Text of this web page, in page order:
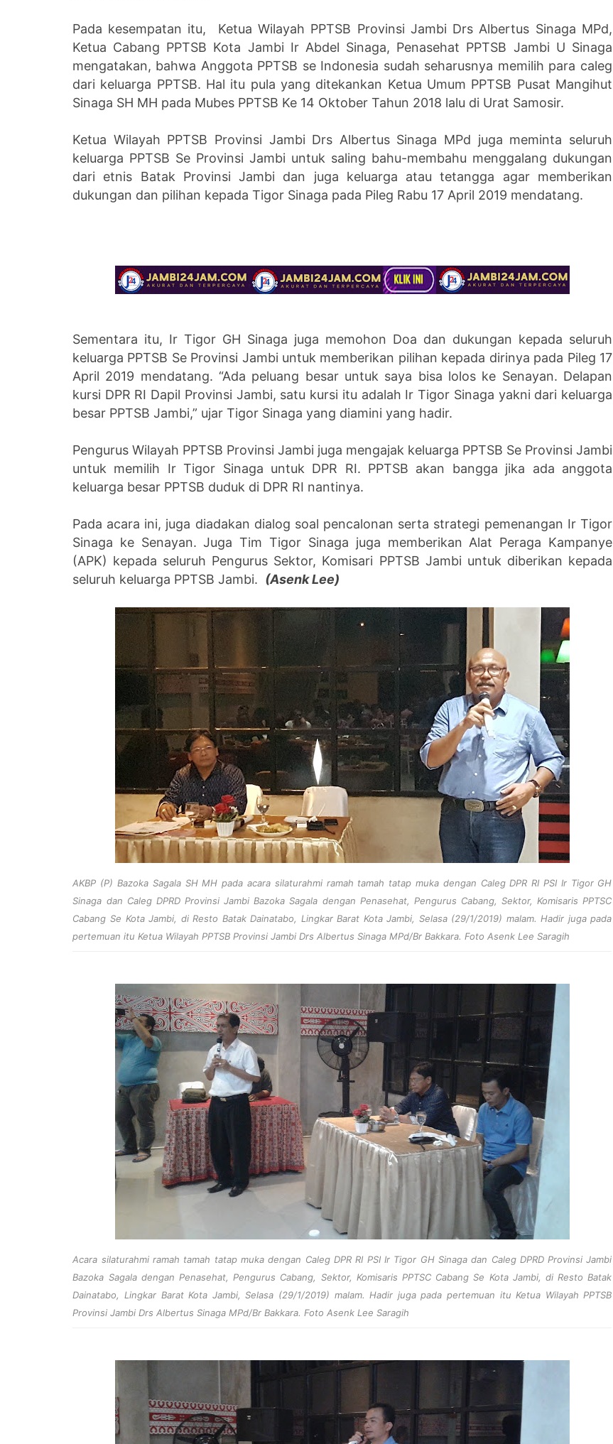
Pada kesempatan itu, Ketua Wilayah PPTSB Provinsi Jambi Drs Albertus Sinaga MPd,
Ketua Cabang PPTSB Kota Jambi Ir Abdel Sinaga, Penasehat PPTSB Jambi U Sinaga
mengatakan, bahwa Anggota PPTSB se Indonesia sudah seharusnya memilih para caleg
dari keluarga PPTSB. Hal itu pula yang ditekankan Ketua Umum PPTSB Pusat Mangihut
Sinaga SH MH pada Mubes PPTSB Ke 14 Oktober Tahun 2018 lalu di Urat Samosir.
Ketua Wilayah PPTSB Provinsi Jambi Drs Albertus Sinaga MPd juga meminta seluruh
keluarga PPTSB Se Provinsi Jambi untuk saling bahu-membahu menggalang dukungan
dari etnis Batak Provinsi Jambi dan juga keluarga atau tetangga agar memberikan
dukungan dan pilihan kepada Tigor Sinaga pada Pileg Rabu 17 April 2019 mendatang.
Sementara itu, Ir Tigor GH Sinaga juga memohon Doa dan dukungan kepada seluruh
keluarga PPTSB Se Provinsi Jambi untuk memberikan pilihan kepada dirinya pada Pileg 17
April 2019 mendatang. “Ada peluang besar untuk saya bisa lolos ke Senayan. Delapan
kursi DPR RI Dapil Provinsi Jambi, satu kursi itu adalah Ir Tigor Sinaga yakni dari keluarga
besar PPTSB Jambi,” ujar Tigor Sinaga yang diamini yang hadir.
Pengurus Wilayah PPTSB Provinsi Jambi juga mengajak keluarga PPTSB Se Provinsi Jambi
untuk memilih Ir Tigor Sinaga untuk DPR RI. PPTSB akan bangga jika ada anggota
keluarga besar PPTSB duduk di DPR RI nantinya.
Pada acara ini, juga diadakan dialog soal pencalonan serta strategi pemenangan Ir Tigor
Sinaga ke Senayan. Juga Tim Tigor Sinaga juga memberikan Alat Peraga Kampanye
(APK) kepada seluruh Pengurus Sektor, Komisari PPTSB Jambi untuk diberikan kepada
seluruh keluarga PPTSB Jambi. (Asenk Lee)
AKBP (P) Bazoka Sagala SH MH padaacara silaturahmi ramah tamah tatap muka dengan Caleg DPR RI PSI Ir Tigor GH
Sinaga dan Caleg DPRD Provinsi Jambi Bazoka Sagala dengan Penasehat, Pengurus Cabang, Sektor, Komisaris PPTSC
Cabang Se Kota Jambi, di Resto Batak Dainatabo, Lingkar Barat Kota Jambi, Selasa (29/1/2019) malam. Hadir juga pada
pertemuan itu Ketua Wilayah PPTSB Provinsi Jambi Drs Albertus Sinaga MPd/Br Bakkara. Foto Asenk Lee Saragih
Acara silaturahmi ramah tamah tatap muka dengan Caleg DPR RI PSI Ir Tigor GH Sinaga dan Caleg DPRD Provinsi Jambi
Bazoka Sagala dengan Penasehat, Pengurus Cabang, Sektor, Komisaris PPTSC Cabang Se Kota Jambi, di Resto Batak
Dainatabo, Lingkar Barat Kota Jambi, Selasa (29/1/2019) malam. Hadir juga pada pertemuan itu Ketua Wilayah PPTSB
Provinsi Jambi Drs Albertus Sinaga MPd/Br Bakkara. Foto Asenk Lee Saragih